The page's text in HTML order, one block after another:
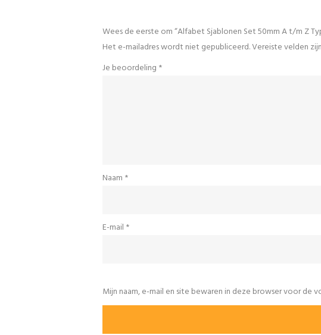
Wees de eerste om “Alfabet Sjablonen Set 50mm A t/m Z
Het e-mailadres wordt niet gepubliceerd.Vereiste velden
Je beoordeling *
Naam *
E-mail *
Mijn naam, e-mail en site bewaren in deze browser voor de